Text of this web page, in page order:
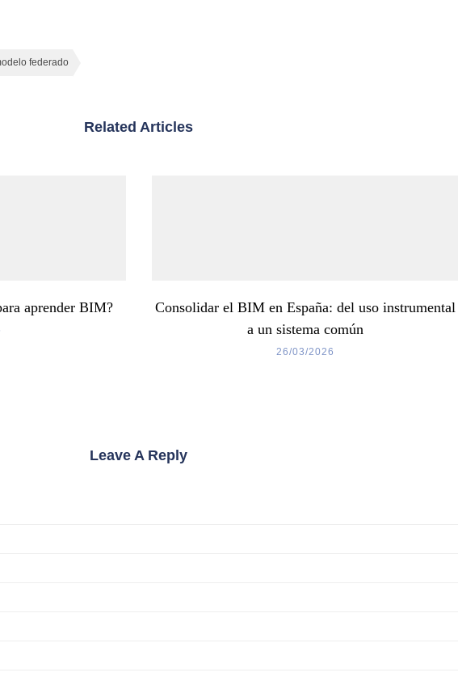
federado
Related Articles
aprender BIM?
Consolidar el BIM en España: del uso instrumental
a un sistema común
26/03/2026
Leave A Reply